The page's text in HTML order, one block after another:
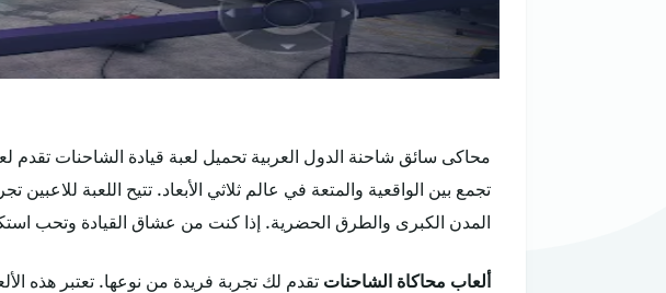
تجمع بين الواقعية والمتعة في عالم ثلاثي الأبعاد. تتيح اللعبة
المدن الكبرى والطرق الحضرية. إذا كنت من عشاق القيادة وتحب
ألعاب محاكاة الشاحنات تقدم لك تجربة فريدة من نوعها. تعتبر هذه